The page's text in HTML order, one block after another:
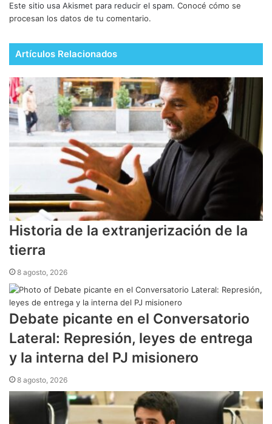
Este sitio usa Akismet para reducir el spam. Conocé cómo se
procesan los datos de tu comentario.
Artículos Relacionados
​Historia de la extranjerización de la
tierra
8 agosto, 2026
Debate picante en el Conversatorio
Lateral: Represión, leyes de entrega
y la interna del PJ misionero
8 agosto, 2026